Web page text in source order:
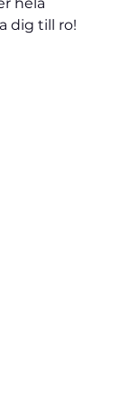
dig till ro!